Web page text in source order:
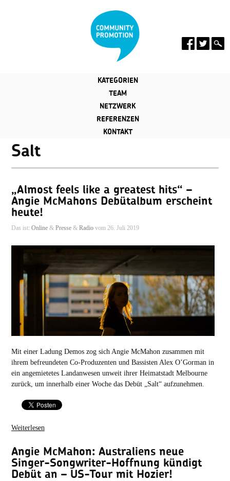
KATEGORIEN
TEAM
NETZWERK
REFERENZEN
KONTAKT
Salt
„Almost feels like a greatest hits“ –
Angie McMahons Debütalbum erscheint
heute!
Das ist: Online& Presse& Radiovom 26. Juli 2019
Mit einer Ladung Demos zog sich Angie McMahon zusammen mit
ihrem befreundeten Co-Produzenten und Bassisten Alex O’Gorman in
ein angemietetes Landanwesen unweit ihrer Heimatstadt Melbourne
zurück, um innerhalb einer Woche das Debüt „Salt“ aufzunehmen.
Weiterlesen
Angie McMahon: Australiens neue
Singer-Songwriter-Hoffnung kündigt
Debüt an – US-Tour mit Hozier!